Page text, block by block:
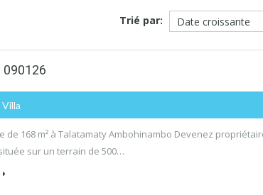
Trié par:
090126
Villa
de 168 m² à Talatamaty Ambohinambo Devenez
sur un terrain de 500…